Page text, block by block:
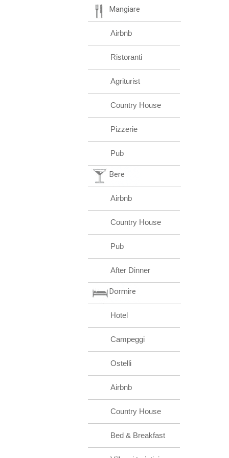
Mangiare
Airbnb
Ristoranti
Agriturist
Country House
Pizzerie
Pub
Bere
Airbnb
Country House
Pub
After Dinner
Dormire
Hotel
Campeggi
Ostelli
Airbnb
Country House
Bed & Breakfast